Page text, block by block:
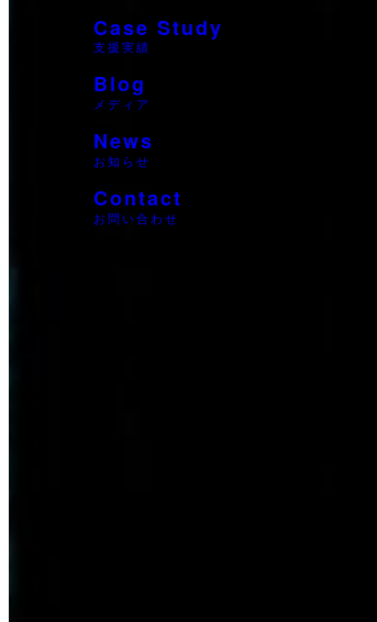
Case Study
支援実績
Blog
メディア
News
お知らせ
Contact
お問い合わせ